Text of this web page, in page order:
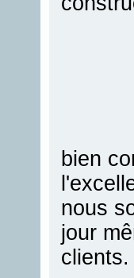
bien
nous
jour
clients.